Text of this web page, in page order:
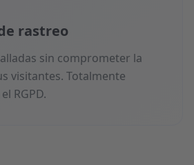
rastreo
sin comprometer la
visitantes. Totalmente
RGPD.